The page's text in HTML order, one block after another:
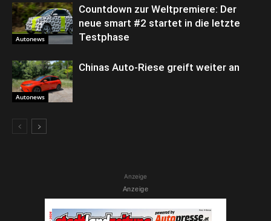
Autonews
Countdown zur Weltpremiere: Der
neue smart #2 startet in die letzte
Testphase
Autonews
Chinas Auto-Riese greift weiter an
Anzeige
Anzeige